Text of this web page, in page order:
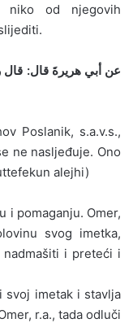
niko od njegovih
عن أبي هريرةَ قال: قال
Poslanik, s.a.v.s.,
ne nasljeđuje. Ono
alejhi)
i pomaganju. Omer,
svog imetka,
i preteći i
svoj imetak i stavlja
r.a., tada odluči